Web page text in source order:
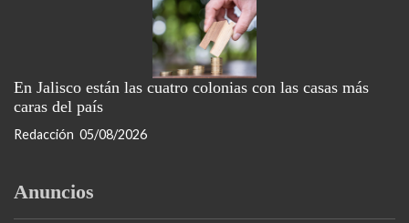
En Jalisco están las cuatro colonias con las casas más
caras del país
Redacción 05/08/2026
Anuncios